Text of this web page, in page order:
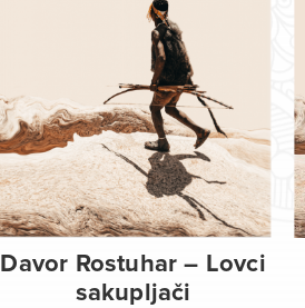
Davor Rostuhar – Lovci
sakupljači